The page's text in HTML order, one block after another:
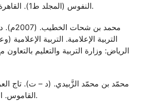
النفوس (المجلد ط1). القاهرة: المطبعة الخيرية.
التربية الإعلامية. التربية الإعلامية
الرياض: وزارة التربية والتعليم بالتعاون
القاموس. القاهرة: دار الهداية.